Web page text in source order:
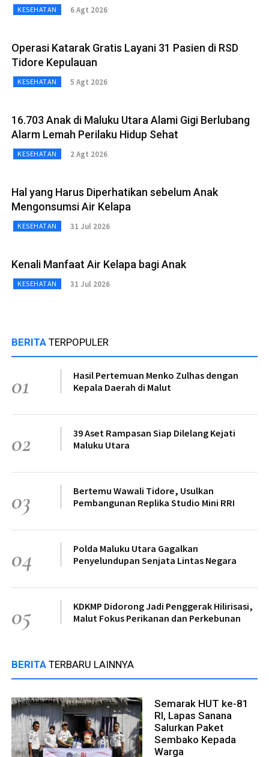
KESEHATAN 6 Agt 2026
Operasi Katarak Gratis Layani 31 Pasien di RSD
Tidore Kepulauan
KESEHATAN 5 Agt 2026
16.703 Anak di Maluku Utara Alami Gigi Berlubang
Alarm Lemah Perilaku Hidup Sehat
KESEHATAN 2 Agt 2026
Hal yang Harus Diperhatikan sebelum Anak
Mengonsumsi Air Kelapa
KESEHATAN 31 Jul 2026
Kenali Manfaat Air Kelapa bagi Anak
KESEHATAN 31 Jul 2026
BERITA TERPOPULER
01
Hasil Pertemuan Menko Zulhas dengan
Kepala Daerah di Malut
02
39 Aset Rampasan Siap Dilelang Kejati
Maluku Utara
03
Bertemu Wawali Tidore, Usulkan
Pembangunan Replika Studio Mini RRI
04
Polda Maluku Utara Gagalkan
Penyelundupan Senjata Lintas Negara
05
KDKMP Didorong Jadi Penggerak Hilirisasi,
Malut Fokus Perikanan dan Perkebunan
BERITA TERBARU LAINNYA
Semarak HUT ke-81
RI, Lapas Sanana
Salurkan Paket
Sembako Kepada
Warga